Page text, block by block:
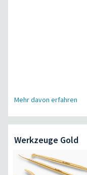
Mehr davon erfahren
Werkzeuge Gold